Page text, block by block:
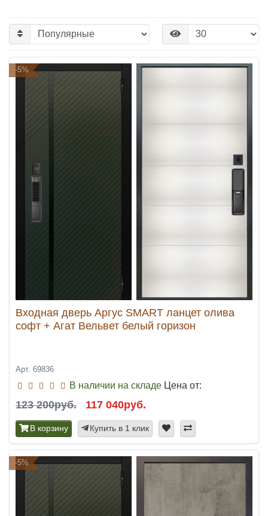
-5%
Входная дверь Аргус SMART ланцет олива
софт + Агат Вельвет белый горизон
Арт. 69836
В наличии на складе Цена от:
123 200руб. 117 040руб.
В корзину Купить в 1 клик
-5%